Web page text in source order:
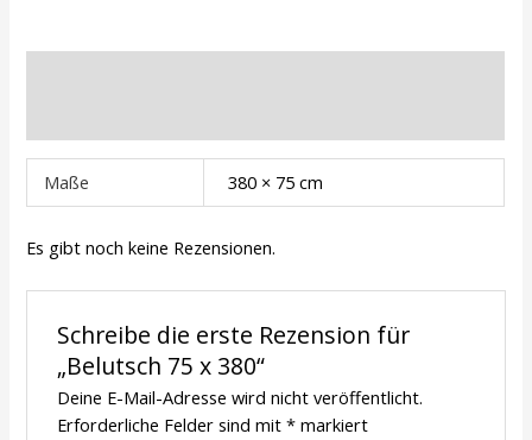
Maße 380 × 75 cm
Es gibt noch keine Rezensionen.
Schreibe die erste Rezension für
„Belutsch 75 x 380“
Deine E-Mail-Adresse wird nicht veröffentlicht.
Erforderliche Felder sind mit *markiert